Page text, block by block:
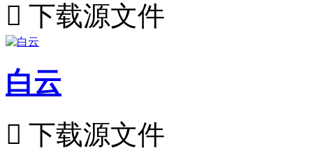
 下载源文件
白云
 下载源文件